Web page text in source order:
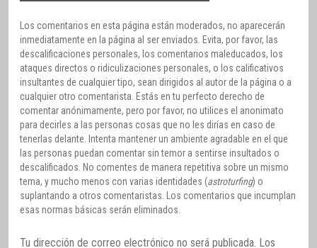
Los comentarios en esta página están moderados, no aparecerán
inmediatamente en la página al ser enviados. Evita, por favor, las
descalificaciones personales, los comentarios maleducados, los
ataques directos o ridiculizaciones personales, o los calificativos
insultantes de cualquier tipo, sean dirigidos al autor de la página o a
cualquier otro comentarista. Estás en tu perfecto derecho de
comentar anónimamente, pero por favor, no utilices el anonimato
para decirles a las personas cosas que no les dirías en caso de
tenerlas delante. Intenta mantener un ambiente agradable en el que
las personas puedan comentar sin temor a sentirse insultados o
descalificados. No comentes de manera repetitiva sobre un mismo
tema, y mucho menos con varias identidades (astroturfing) o
suplantando a otros comentaristas. Los comentarios que incumplan
esas normas básicas serán eliminados.
Tu dirección de correo electrónico no será publicada. Los